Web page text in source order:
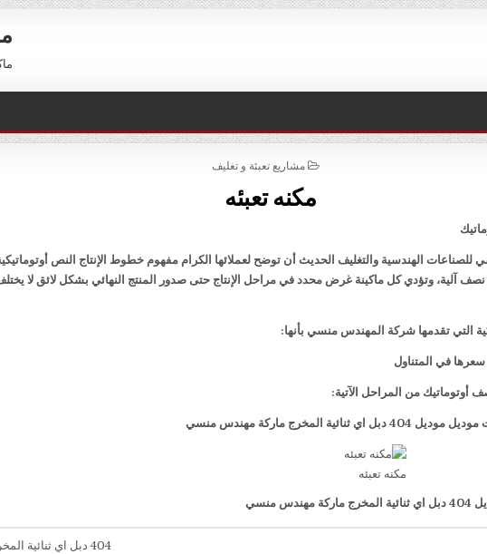
POSTED
مشاريع تعبئة و تغليف
مكنه تعبئه
الهندسية والتغليف الحديث أن توضح لعملائها الكرام مفهوم خطوط الإنتاج النص
آلية، وتؤدي كل ماكينة غرض محدد في مراحل الإنتاج حتى صدور المنتج النهائي بشكل لائق لا
التي تقدمها شركة المهندس منسي بأنها:
سعرها في المتناول
أوتوماتيك من المراحل الآتية:
المخرج ماركة مهندس منسي
مكنه تعبئه
404 دبل اي ثنائية المخرج ماركة مهندس منسي